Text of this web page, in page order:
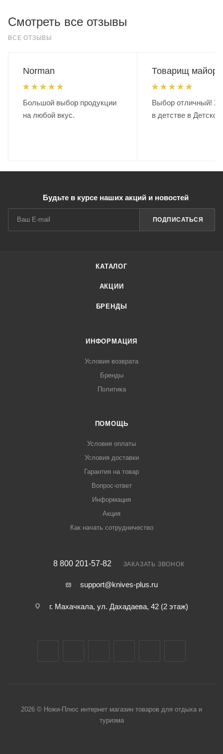
Смотреть все отзывы
ВСЕ ОТЗЫВЫ
Norman
Большой выбор продукции
на любой вкус.
Товарищ майор.
Выбор отличный!
в детстве в
Будьте в курсе наших акций и новостей
ПОДПИСАТЬСЯ
КАТАЛОГ
АКЦИИ
БРЕНДЫ
ИНФОРМАЦИЯ
Условия возврата
Бренды
Политика
ПОМОЩЬ
Условия оплаты
Условия доставки
Гарантия на товар
Вопрос-ответ
Информация
Акция
Как начать сотрудничество
8 800 201-57-82 ЗАКАЗАТЬ ЗВОНОК
support@knives-plus.ru
г. Махачкала, ул. Дахадаева, 42 (2 этаж)
2026 © Ножи-Плюс интернет магазин товаров для отдыха и
туризма